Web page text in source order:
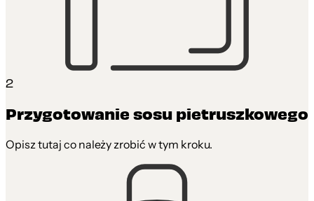
2
Przygotowanie sosu pietruszkowego
Opisz tutaj co należy zrobić w tym kroku.